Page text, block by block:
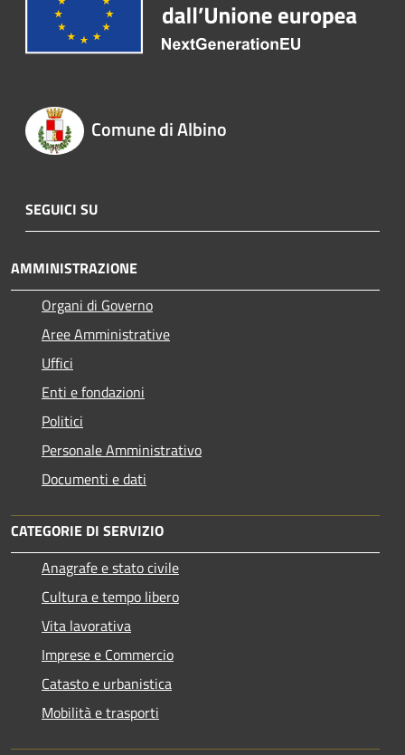
Comune di Albino
SEGUICI SU
AMMINISTRAZIONE
Organi di Governo
Aree Amministrative
Uffici
Enti e fondazioni
Politici
Personale Amministrativo
Documenti e dati
CATEGORIE DI SERVIZIO
Anagrafe e stato civile
Cultura e tempo libero
Vita lavorativa
Imprese e Commercio
Catasto e urbanistica
Mobilità e trasporti